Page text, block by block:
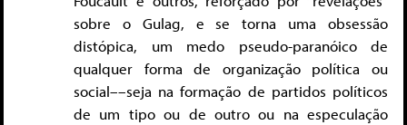
sobre o Gulag, e se torna uma obsessão
distópica, um medo pseudo-paranóico de
qualquer forma de organização política ou
social––seja na formação de partidos políticos
de um tipo ou de outro ou na especulação